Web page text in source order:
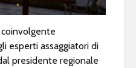
esperti assaggiatori di
presidente regionale